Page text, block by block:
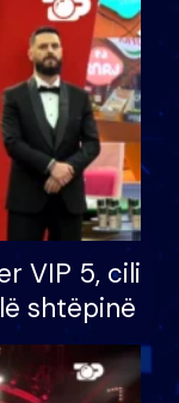
VIP 5, cili
shtëpinë